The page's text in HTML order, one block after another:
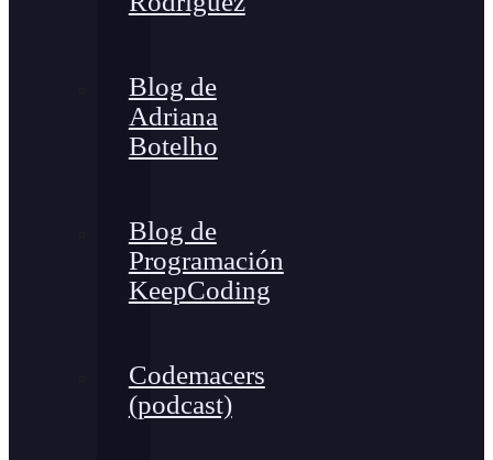
Blog de
Adriana
Botelho
Blog de
Programación
KeepCoding
Codemacers
(podcast)